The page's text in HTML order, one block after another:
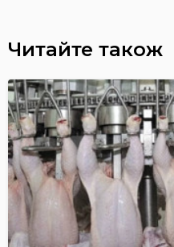
Читайте також